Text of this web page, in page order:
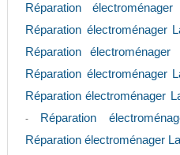
Réparation
Réparation électroménager
Réparation
Réparation électroménager
Réparation électroménager
- Réparation
Réparation électroménager